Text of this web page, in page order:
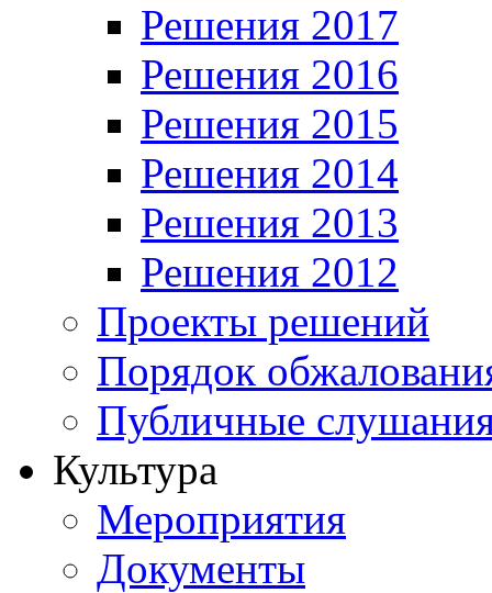
Решения 2017
Решения 2016
Решения 2015
Решения 2014
Решения 2013
Решения 2012
Проекты решений
Порядок
Публичные
Культура
Мероприятия
Документы